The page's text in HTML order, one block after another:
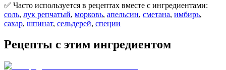
✅ Часто используется в рецептах вместе с ингредиентами:
соль, лук репчатый, морковь, апельсин, сметана, имбирь,
сахар, шпинат, сельдерей, специи
Рецепты с этим ингредиентом